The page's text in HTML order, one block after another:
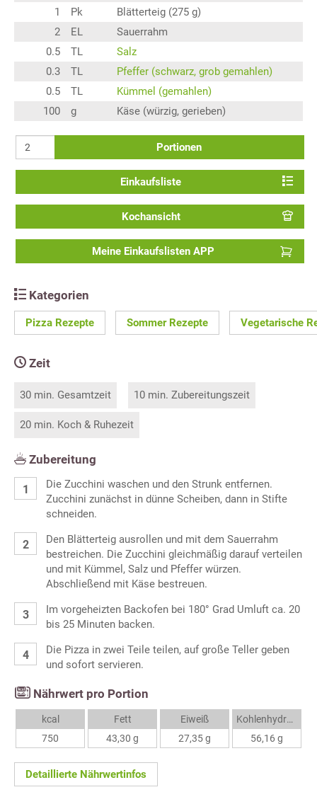
1
Pk
Blätterteig (275 g)
2
EL
Sauerrahm
0.5
TL
Salz
0.3
TL
Pfeffer (schwarz, grob gemahlen)
0.5
TL
Kümmel (gemahlen)
100
g Käse (würzig, gerieben)
Portionen
Einkaufsliste
Kochansicht
Meine Einkaufslisten APP
Kategorien
Pizza Rezepte Sommer Rezepte Vegetarische
Zeit
30 min. Gesamtzeit 10 min. Zubereitungszeit
20 min. Koch & Ruhezeit
Zubereitung
Die Zucchini waschen und den Strunk entfernen.
Zucchini zunächst in dünne Scheiben, dann in Stifte
schneiden.
Den Blätterteig ausrollen und mit dem Sauerrahm
bestreichen. Die Zucchini gleichmäßig darauf verteilen
und mit Kümmel, Salz und Pfeffer würzen.
Abschließend mit Käse bestreuen.
Im vorgeheizten Backofen bei 180° Grad Umluft ca. 20
bis 25 Minuten backen.
Die Pizza in zwei Teile teilen, auf große Teller geben
und sofort servieren.
Nährwert pro Portion
kcal
750
Fett
43,30 g
Eiweiß
27,35 g
Kohlenhydrate
56,16 g
Detaillierte Nährwertinfos